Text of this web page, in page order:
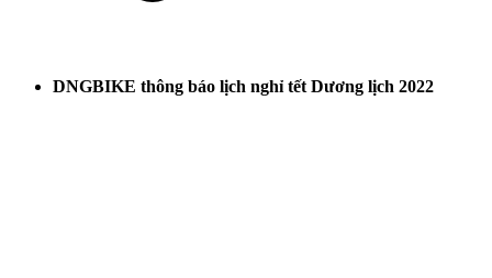
DNGBIKE thông báo lịch nghỉ tết Dương lịch 2022